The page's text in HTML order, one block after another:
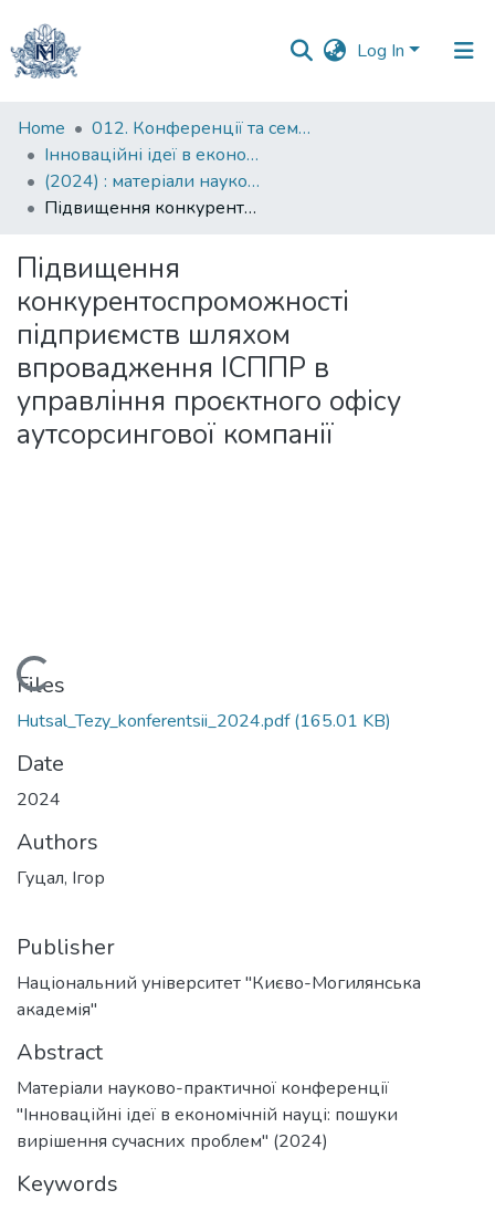
Log In
Communities
&
Collections
All of DSpace
Statistics
Home
012. Конференції та семінари НаУКМА
Інноваційні ідеї в економічній науці: пошуки вирішення сучасних проблем: матеріали науково-практичної конференції
(2024) : матеріали науково-практичної конференції, 2024 рік
Підвищення конкурентоспроможності підприємств шляхом впровадження ІСППР в управління проєктного офісу аутсорсингової компанії
Підвищення
конкурентоспроможності
підприємств шляхом
впровадження ІСППР в
управління проєктного офісу
аутсорсингової компанії
Loading...
Files
Hutsal_Tezy_konferentsii_2024.pdf(165.01 KB)
Date
2024
Authors
Гуцал, Ігор
Publisher
Національний університет "Києво-Могилянська
академія"
Abstract
Матеріали науково-практичної конференції
"Інноваційні ідеї в економічній науці: пошуки
вирішення сучасних проблем" (2024)
Keywords